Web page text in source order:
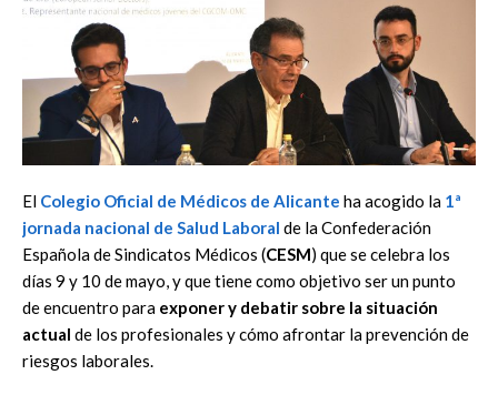
El Colegio Oficial de Médicos de Alicante ha acogido la 1ª
jornada nacional de Salud Laboral de la Confederación
Española de Sindicatos Médicos (CESM) que se celebra los
días 9 y 10 de mayo, y que tiene como objetivo ser un punto
de encuentro para exponer y debatir sobre la situación
actual de los profesionales y cómo afrontar la prevención de
riesgos laborales.